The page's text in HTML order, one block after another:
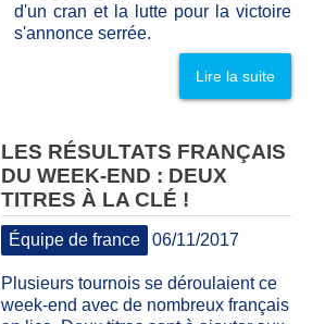
d'un cran et la lutte pour la victoire
s'annonce serrée.
Lire la suite
LES RÉSULTATS FRANÇAIS
DU WEEK-END : DEUX
TITRES À LA CLÉ !
Équipe de france 06/11/2017
Plusieurs tournois se déroulaient ce
week-end avec de nombreux français